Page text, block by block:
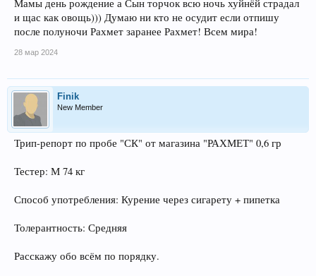
ОПЛАТА Innopay/БТС
Спойлер:Цены СК ОПТ
Мамы день рождение а Сын торчок всю ночь хуйнёй страдал
и щас как овощь))) Думаю ни кто не осудит если отпишу
после полуночи Рахмет заранее Рахмет! Всем мира!
28 мар 2024
Finik
New Member
Трип-репорт по пробе "СК" от магазина "РАХМЕТ" 0,6 гр
Тестер: М 74 кг
Способ употребления: Курение через сигарету + пипетка
Толерантность: Средняя
Расскажу обо всём по порядку.